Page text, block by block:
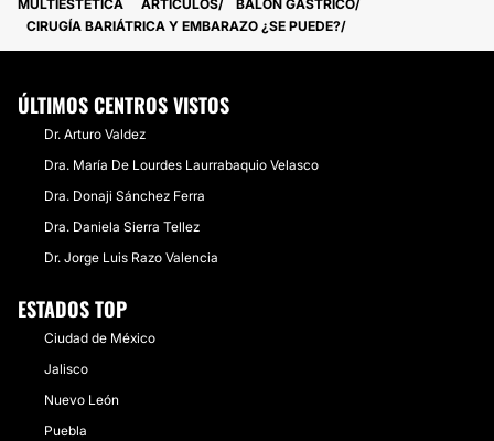
MULTIESTETICA ARTÍCULOS
BALÓN GÁSTRICO
​CIRUGÍA BARIÁTRICA Y EMBARAZO ¿SE PUEDE?
ÚLTIMOS CENTROS VISTOS
Dr. Arturo Valdez
Dra. María De Lourdes Laurrabaquio Velasco
Dra. Donaji Sánchez Ferra
Dra. Daniela Sierra Tellez
Dr. Jorge Luis Razo Valencia
ESTADOS TOP
Ciudad de México
Jalisco
Nuevo León
Puebla